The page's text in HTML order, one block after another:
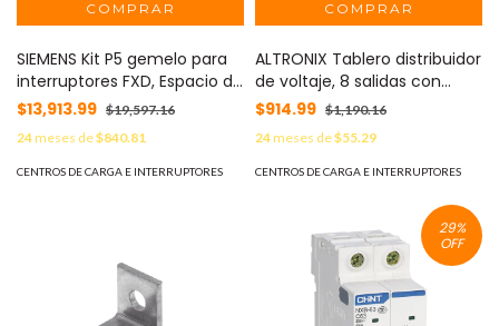
SIEMENS Kit P5 gemelo para
interruptores FXD, Espacio de
5¨, Incluye tapa MOD: SF6D
$13,913.99 $19,597.16
24meses de$840.81
CENTROS DE CARGA E INTERRUPTORES
ALTRONIX Tablero distribuidor
de voltaje, 8 salidas con
fusible de protección. Para
uso con Fuentes de poder
ALTRONIX. MOD: PD8UL
$914.99 $1,190.16
24meses de$55.29
CENTROS DE CARGA E INTERRUPTORES
29%
OFF